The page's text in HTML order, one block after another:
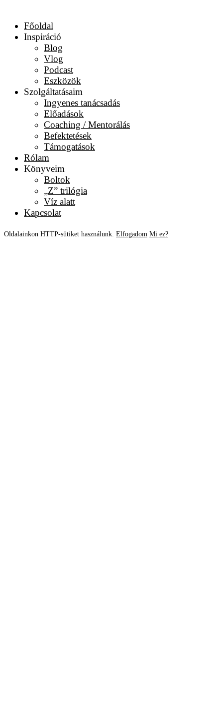
Főoldal
Inspiráció
Blog
Vlog
Podcast
Eszközök
Szolgáltatásaim
Ingyenes tanácsadás
Előadások
Coaching / Mentorálás
Befektetések
Támogatások
Rólam
Könyveim
Boltok
„Z” trilógia
Víz alatt
Kapcsolat
Oldalainkon HTTP-sütiket használunk. Elfogadom Mi ez?